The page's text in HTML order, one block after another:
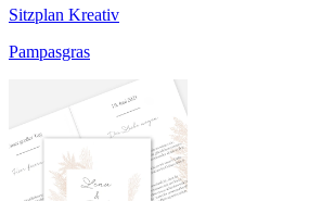
Sitzplan Kreativ
Pampasgras